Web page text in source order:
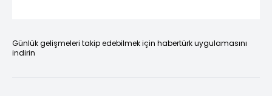
Günlük gelişmeleri takip edebilmek için habertürk uygulamasını
indirin